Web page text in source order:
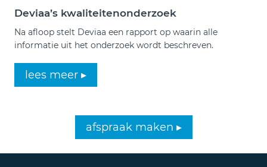
Deviaa’s kwaliteitenonderzoek
Na afloop stelt Deviaa een rapport op waarin alle
informatie uit het onderzoek wordt beschreven.
lees meer ▸
afspraak maken ▸